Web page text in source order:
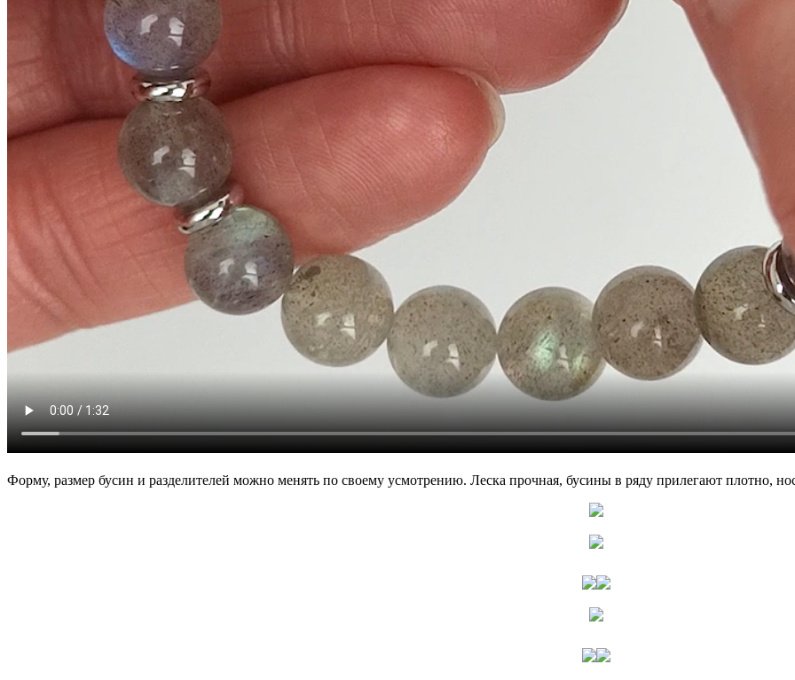
Форму, размер бусин и разделителей можно менять по своему усмотрению. Леска прочная, бусины в ряду прилегают плотно,